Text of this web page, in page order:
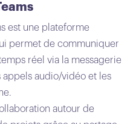
est une plateforme
permet de communiquer
réel via la messagerie
appels audio/vidéo et les
autour de